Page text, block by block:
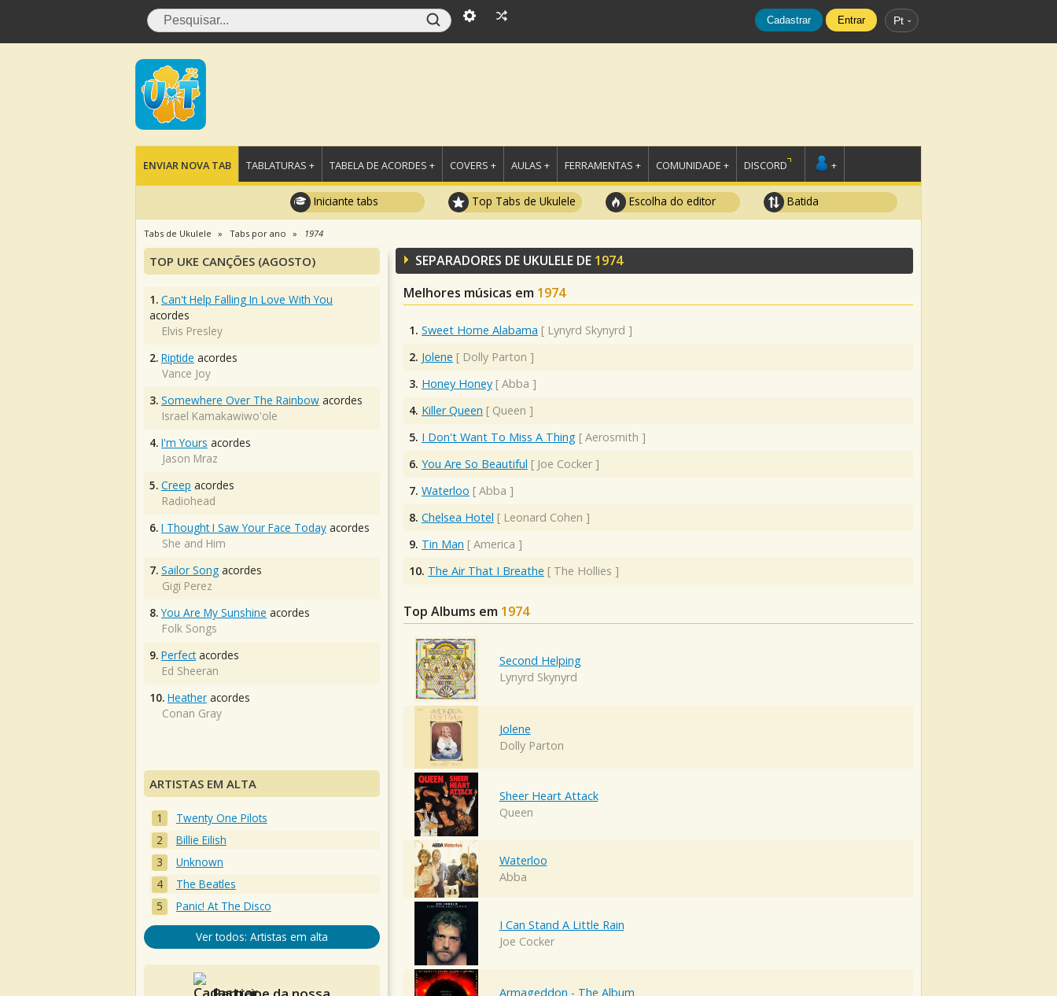
Cadastrar Entrar Pt
ENVIAR NOVA TAB TABLATURAS + TABELA DE ACORDES + COVERS + AULAS + FERRAMENTAS + COMUNIDADE + DISCORD +
Iniciante tabs Top Tabs de Ukulele Escolha do editor Batida
Tabs de Ukulele Tabs por ano 1974
SEPARADORES DE UKULELE DE 1974
Melhores músicas em 1974
1. Sweet Home Alabama [ Lynyrd Skynyrd ]
2. Jolene [ Dolly Parton ]
3. Honey Honey [ Abba ]
4. Killer Queen [ Queen ]
5. I Don't Want To Miss A Thing [ Aerosmith ]
6. You Are So Beautiful [ Joe Cocker ]
7. Waterloo [ Abba ]
8. Chelsea Hotel [ Leonard Cohen ]
9. Tin Man [ America ]
10. The Air That I Breathe [ The Hollies ]
Top Albums em 1974
Second Helping
Lynyrd Skynyrd
Jolene
Dolly Parton
Sheer Heart Attack
Queen
Waterloo
Abba
I Can Stand A Little Rain
Joe Cocker
Armageddon - The Album
TOP UKE CANÇÕES (AGOSTO)
1. Can't Help Falling In Love With You
acordes
Elvis Presley
2. Riptide acordes
Vance Joy
3. Somewhere Over The Rainbow acordes
Israel Kamakawiwo'ole
4. I'm Yours acordes
Jason Mraz
5. Creep acordes
Radiohead
6. I Thought I Saw Your Face Today acordes
She and Him
7. Sailor Song acordes
Gigi Perez
8. You Are My Sunshine acordes
Folk Songs
9. Perfectacordes
Ed Sheeran
10. Heather acordes
Conan Gray
ARTISTAS EM ALTA
Twenty One Pilots
Billie Eilish
Unknown
The Beatles
Panic! At The Disco
Ver todos: Artistas em alta